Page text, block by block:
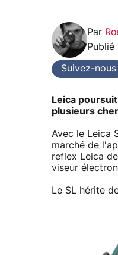
Par
Publié
Suivez-nous
Leica
plusieurs
Avec le Leica
marché de
reflex Leica
viseur
Le SL hérite